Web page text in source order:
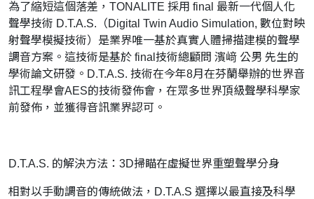
為了縮短這個落差，TONALITE 採用 final 最新一代個人化
聲學技術 D.T.A.S.（Digital Twin Audio Simulation, 數位對映
射聲學模擬技術）是業界唯一基於真實人體掃描建模的聲學
調音方案。這技術是基於 final技術總顧問 濱﨑 公男 先生的
學術論文研發。D.T.A.S. 技術在今年8月在芬蘭舉辦的世界音
訊工程學會AES的技術發佈會，在眾多世界頂級聲學科學家
前發佈，並獲得音訊業界認可。
D.T.A.S. 的解決方法：3D掃瞄在虛擬世界重塑聲學分身
相對以手動調音的傳統做法，D.T.A.S 選擇以最直接及科學